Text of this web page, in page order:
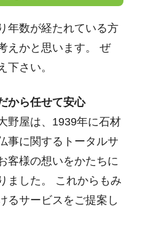
年数が経たれている方
えかと思います。 ぜ
下さい。
から任せて安心
野屋は、1939年に石材
事に関するトータルサ
客様の想いをかたちに
ました。 これからもみ
るサービスをご提案し